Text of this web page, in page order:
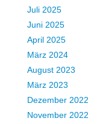
Juli 2025
Juni 2025
April 2025
März 2024
August 2023
März 2023
Dezember 2022
November 2022